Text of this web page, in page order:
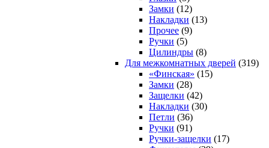
Замки (12)
Накладки (13)
Прочее (9)
Ручки (5)
Цилиндры (8)
Для межкомнатных дверей (319)
«Финская» (15)
Замки (28)
Защелки (42)
Накладки (30)
Петли (36)
Ручки (91)
Ручки-защелки (17)